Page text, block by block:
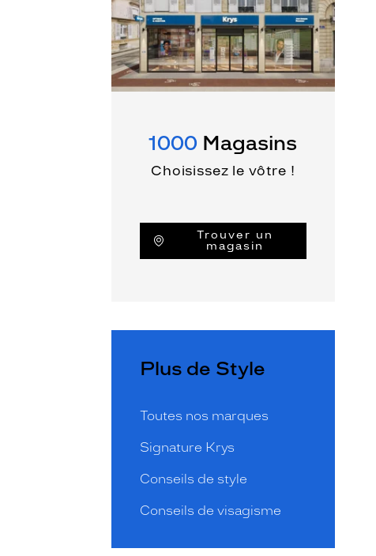
1000 Magasins
Choisissez le vôtre !
Trouver un
magasin
Plus de Style
Toutes nos marques
Signature Krys
Conseils de style
Conseils de visagisme